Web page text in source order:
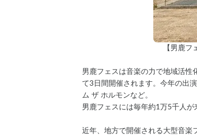
【男鹿フ
男鹿フェスは音楽の力で地域活
て3日間開催されます。今年の出
ム ザ ホルモンなど。
男鹿フェスには毎年約1万5千人が
近年、地方で開催される大型音楽